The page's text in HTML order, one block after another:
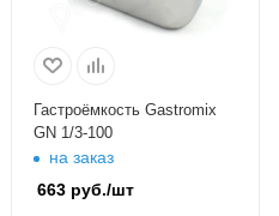
Гастроёмкость Gastromix
GN 1/3-100
на заказ
663руб./шт